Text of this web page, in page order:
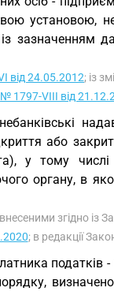
установою,
від 24.05.2012; із
№ 1797-VIII від
або
у тому числі
органу, в
згідно із
; в редакції
податків